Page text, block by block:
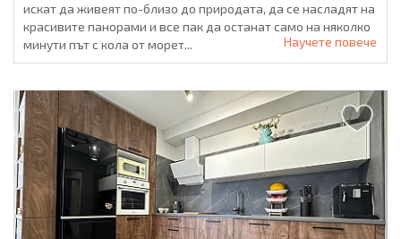
искат да живеят по-близо до природата, да се насладят на
красивите панорами и все пак да останат само на няколко
минути път с кола от морет...
Научете повече